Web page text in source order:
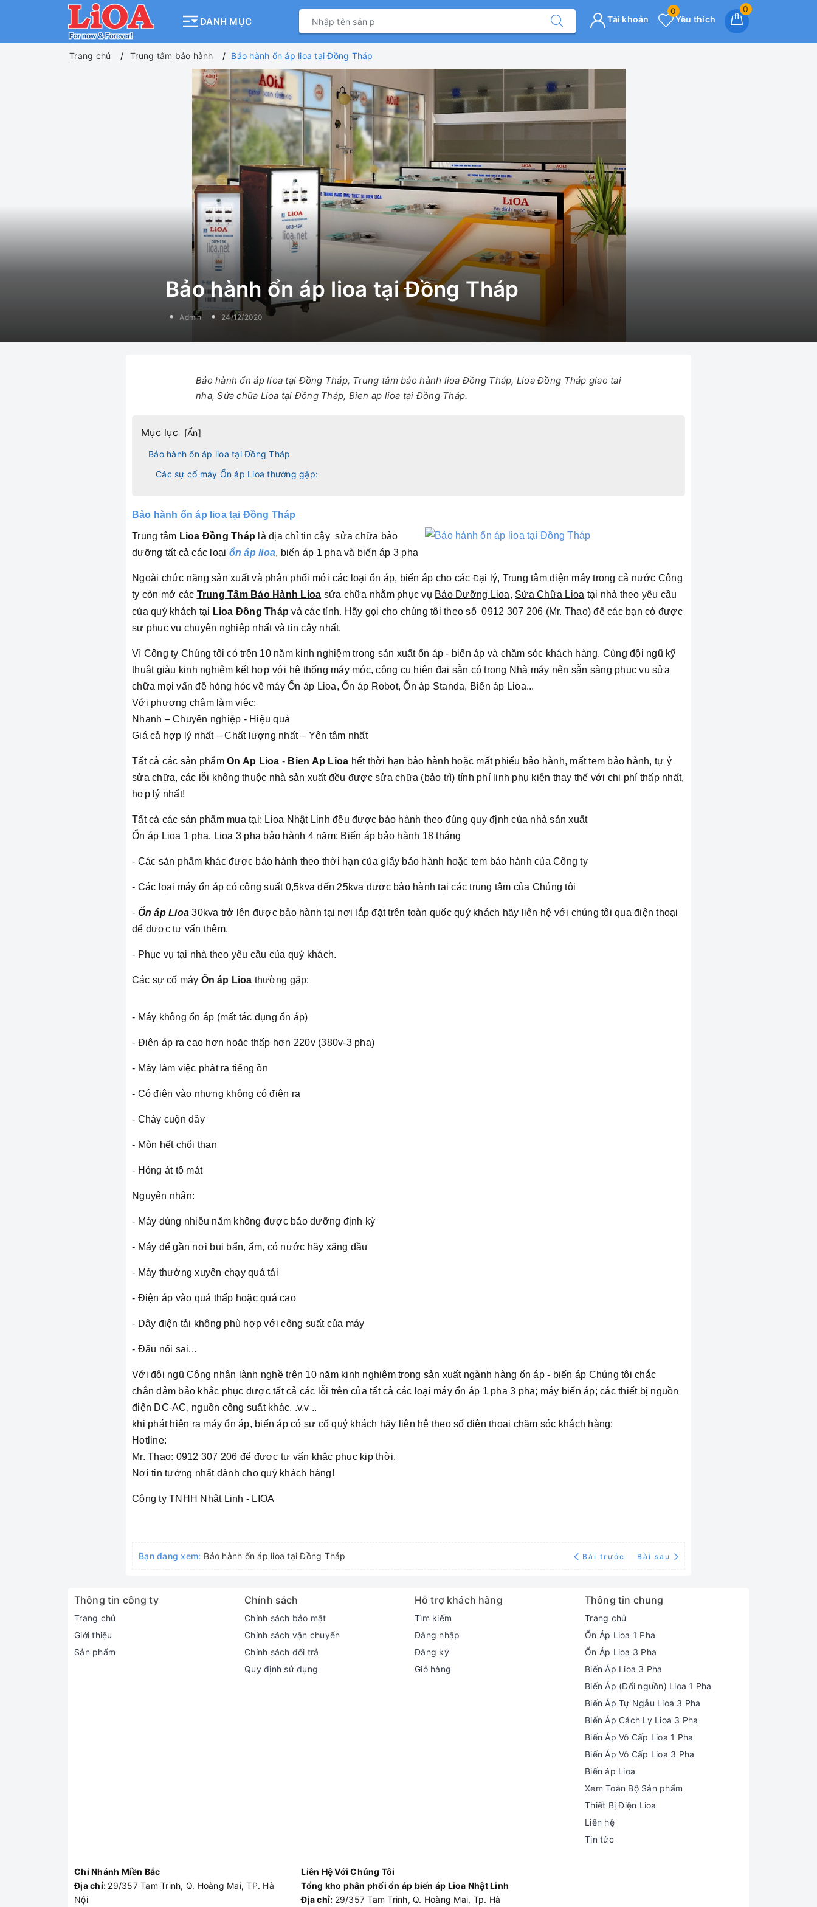
DANH MỤC
0
Yêu thích
0
Tài khoản
Trang chủ Trung tâm bảo hành Bảo hành ổn áp lioa tại Đồng Tháp
Bảo hành ổn áp lioa tại Đồng Tháp
Admin 24/12/2020
Bảo hành ổn áp lioa tại Đồng Tháp, Trung tâm bảo hành lioa Đồng Tháp, Lioa Đồng Tháp giao tai
nha, Sửa chữa Lioa tại Đồng Tháp, Bien ap lioa tại Đồng Tháp.
Mục lục [Ẩn]
Bảo hành ổn áp lioa tại Đồng Tháp
Các sự cố máy Ổn áp Lioa thường gặp:
Bảo hành ổn áp lioa tại Đồng Tháp
Trung tâm Lioa Đồng Tháp là địa chỉ tin cậy sửa chữa bảo
dưỡng tất cả các loại ổn áp lioa, biến áp 1 pha và biến áp 3 pha
Ngoài chức năng sản xuất và phân phối mới các loại ổn áp, biến áp cho cácĐại lý, Trung tâm điện máy trong cả nước Công
ty còn mở các Trung Tâm Bảo Hành Lioa sửa chữa nhằm phục vụ Bảo Dưỡng Lioa, Sửa Chữa Lioa tại nhà theo yêu cầu
của quý khách tại Lioa Đồng Tháp và các tỉnh. Hãy gọi cho chúng tôi theo số 0912 307 206 (Mr. Thao) để các bạn có được
sự phục vụ chuyên nghiệp nhất và tin cậy nhất.
Vì Công ty Chúng tôi có trên 10 năm kinh nghiệm trong sản xuất ổn áp - biến áp và chăm sóc khách hàng. Cùng đội ngũ kỹ
thuật giàu kinh nghiệm kết hợp với hệ thống máy móc, công cụ hiện đại sẵn có trong Nhà máy nên sẵn sàng phục vụ sửa
chữa mọi vấn đề hỏng hóc về máy Ổn áp Lioa, Ổn áp Robot, Ổn áp Standa, Biến áp Lioa...
Với phương châm làm việc:
Nhanh – Chuyên nghiệp - Hiệu quả
Giá cả hợp lý nhất – Chất lượng nhất – Yên tâm nhất
Tất cả các sản phẩm On Ap Lioa - Bien Ap Lioa hết thời hạn bảo hành hoặc mất phiếu bảo hành, mất tem bảo hành, tự ý
sửa chữa, các lỗi không thuộc nhà sản xuất đều được sửa chữa (bảo trì) tính phí linh phụ kiện thay thế với chi phí thấp nhất,
hợp lý nhất!
Tất cả các sản phẩm mua tại: Lioa Nhật Linh đều được bảo hành theo đúng quy định của nhà sản xuất
Ổn áp Lioa 1 pha, Lioa 3 pha bảo hành 4 năm; Biến áp bảo hành 18 tháng
- Các sản phẩm khác được bảo hành theo thời hạn của giấy bảo hành hoặc tem bảo hành của Công ty
- Các loại máy ổn áp có công suất 0,5kva đến 25kva được bảo hành tại các trung tâm của Chúng tôi
- Ổn áp Lioa 30kva trở lên được bảo hành tại nơi lắp đặt trên toàn quốc quý khách hãy liên hệ với chúng tôi qua điện thoại
để được tư vấn thêm.
- Phục vụ tại nhà theo yêu cầu của quý khách.
Các sự cố máy Ổn áp Lioa thường gặp:
- Máy không ổn áp (mất tác dụng ổn áp)
- Điện áp ra cao hơn hoặc thấp hơn 220v (380v-3 pha)
- Máy làm việc phát ra tiếng ồn
- Có điện vào nhưng không có điện ra
- Cháy cuộn dây
- Mòn hết chổi than
- Hỏng át tô mát
Nguyên nhân:
- Máy dùng nhiều năm không được bảo dưỡng định kỳ
- Máy để gần nơi bụi bẩn, ẩm, có nước hăy xăng đầu
- Máy thường xuyên chạy quá tải
- Điện áp vào quá thấp hoặc quá cao
- Dây điện tải không phù hợp với công suất của máy
- Đấu nối sai...
Với đội ngũ Công nhân lành nghề trên 10 năm kinh nghiệm trong sản xuất ngành hàng ổn áp - biến áp Chúng tôi chắc
chắn đảm bảo khắc phục được tất cả các lỗi trên của tất cả các loại máy ổn áp 1 pha 3 pha; máy biến áp; các thiết bị nguồn
điện DC-AC, nguồn công suất khác. .v.v ..
khi phát hiện ra máy ổn áp, biến áp có sự cố quý khách hãy liên hệ theo số điện thoại chăm sóc khách hàng:
Hotline:
Mr. Thao: 0912 307 206 để được tư vấn khắc phục kịp thời.
Nơi tin tưởng nhất dành cho quý khách hàng!
Công ty TNHH Nhật Linh - LIOA
Bạn đang xem: Bảo hành ổn áp lioa tại Đồng Tháp Bài trước Bài sau
Thông tin công ty
Trang chủ
Giới thiệu
Sản phẩm
Chính sách
Chính sách bảo mật
Chính sách vận chuyển
Chính sách đổi trả
Quy định sử dụng
Hỗ trợ khách hàng
Tìm kiếm
Đăng nhập
Đăng ký
Giỏ hàng
Thông tin chung
Trang chủ
Ổn Áp Lioa 1 Pha
Ổn Áp Lioa 3 Pha
Biến Áp Lioa 3 Pha
Biến Áp (Đổi nguồn) Lioa 1 Pha
Biến Áp Tự Ngẫu Lioa 3 Pha
Biến Áp Cách Ly Lioa 3 Pha
Biến Áp Vô Cấp Lioa 1 Pha
Biến Áp Vô Cấp Lioa 3 Pha
Biến áp Lioa
Xem Toàn Bộ Sản phẩm
Thiết Bị Điện Lioa
Liên hệ
Tin tức
Chi Nhánh Miền Bắc
Địa chỉ: 29/357 Tam Trinh, Q. Hoàng Mai, TP. Hà
Nội
Liên Hệ Với Chúng Tôi
Tổng kho phân phối ổn áp biến áp Lioa Nhật Linh
Địa chỉ: 29/357 Tam Trinh, Q. Hoàng Mai, Tp. Hà